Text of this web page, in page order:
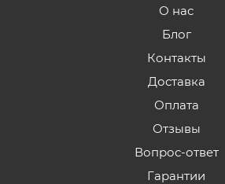
О нас
Блог
Контакты
Доставка
Оплата
Отзывы
Вопрос-ответ
Гарантии